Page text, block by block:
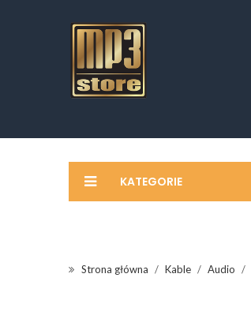
KATEGORIE
Strona główna Kable Audio